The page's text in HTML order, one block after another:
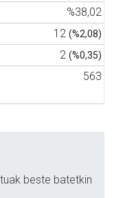
%38,02
12 (%2,08)
2 (%0,35)
563
beste batetkin